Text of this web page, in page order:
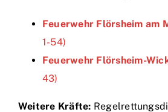
Feuerwehr Flörsheim am
1-54)
Feuerwehr Flörsheim-
43)
Weitere Kräfte: